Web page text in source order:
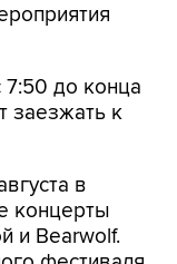
до конца
в
и Bearwolf.
фестиваля